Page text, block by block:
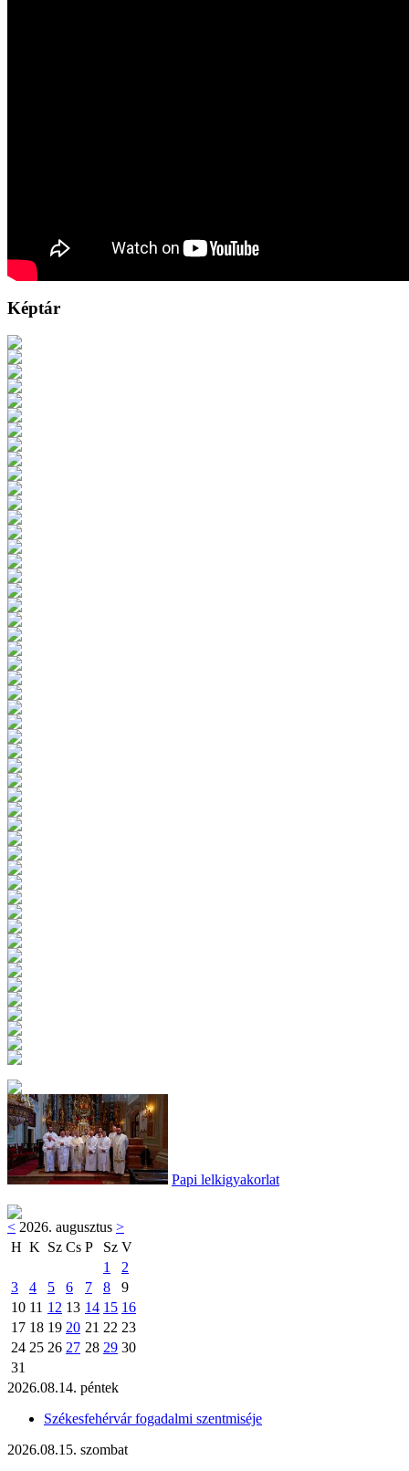
Képtár
Papi lelkigyakorlat
< 2026. augusztus >
H K Sz Cs P Sz V
1
2
3
4 5 6 7 8
9
10 11 12 13 14 15 16
17 18 19 20 21 22 23
24 25 26 27 28 29 30
31
2026.08.14. péntek
Székesfehérvár fogadalmi szentmiséje
2026.08.15. szombat